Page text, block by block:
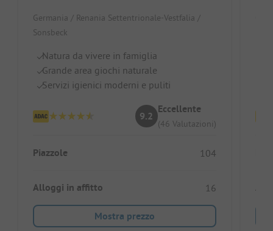
Germania / Renania Settentrionale-Vestfalia /
Sonsbeck
Natura da vivere in famiglia
Grande area giochi naturale
Servizi igienici moderni e puliti
9.2
Eccellente
(46 Valutazioni)
Piazzole 104
Alloggi in affitto 16
Mostra prezzo